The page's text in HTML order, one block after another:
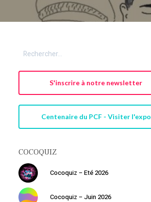
S'inscrire à notre newsletter
Centenaire du PCF - Visiter l'expo
COCOQUIZ
Cocoquiz – Eté 2026
Cocoquiz – Juin 2026